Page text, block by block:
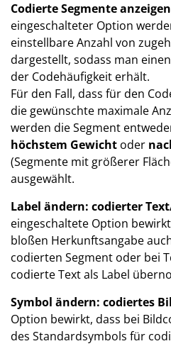
Codierte Segmente
eingeschalteter Option
einstellbare Anzahl von
dargestellt, sodass man
der Codehäufigkeit erhält.
Für den Fall, dass für den
die gewünschte maximale
werden die Segment
höchstem Gewicht oder
(Segmente mit größerer
ausgewählt.
Label ändern: codierter
eingeschaltete Option
bloßen Herkunftsangabe
codierten Segment oder bei
codierte Text als Label
Symbol ändern: codiertes
Option bewirkt, dass bei
des Standardsymbols für